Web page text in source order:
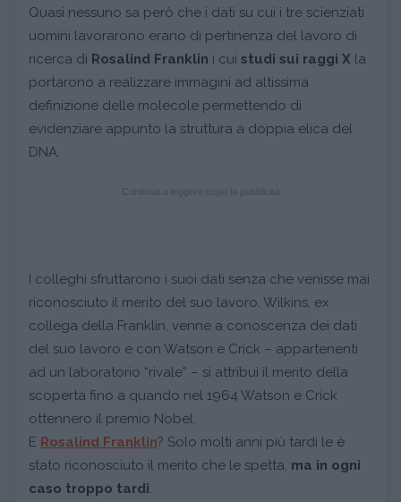
Quasi nessuno sa però che i dati su cui i tre scienziati
uomini lavorarono erano di pertinenza del lavoro di
ricerca di Rosalind Franklin i cui studi sui raggi X la
portarono a realizzare immagini ad altissima
definizione delle molecole permettendo di
evidenziare appunto la struttura a doppia elica del
DNA.
I colleghi sfruttarono i suoi dati senza che venisse mai
riconosciuto il merito del suo lavoro. Wilkins, ex
collega della Franklin, venne a conoscenza dei dati
del suo lavoro e con Watson e Crick – appartenenti
ad un laboratorio “rivale” – si attribuì il merito della
scoperta fino a quando nel 1964 Watson e Crick
ottennero il premio Nobel.
E Rosalind Franklin? Solo molti anni più tardi le è
stato riconosciuto il merito che le spetta, ma in ogni
caso troppo tardi